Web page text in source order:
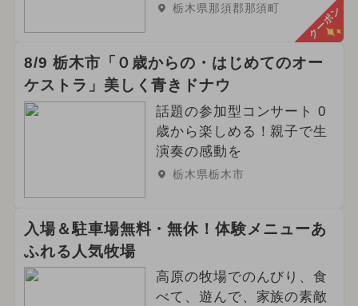
栃木県那須郡那須町 クーポン
8/9 栃木市「０歳からの・はじめてのオー
ケストラ」美しく青きドナウ
話題の参加型コンサート 0
歳から楽しめる！親子で生
演奏の感動を
栃木県栃木市
入場＆駐車場無料・無休！体験メニューあ
ふれる人気牧場
高原の牧場でのんびり、食
べて、遊んで、家族の素敵